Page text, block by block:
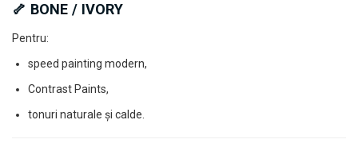
🦴 BONE / IVORY
Pentru:
speed painting modern,
Contrast Paints,
tonuri naturale și calde.